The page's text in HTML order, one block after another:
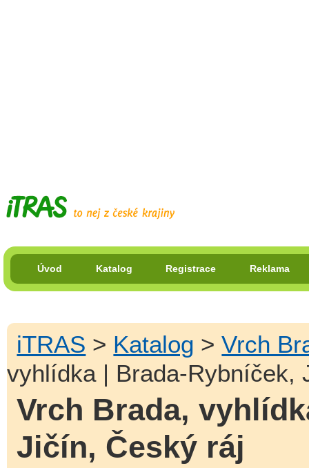
Úvod Katalog Registrace Reklama
iTRAS > Katalog >Vrch
vyhlídka | Brada-Rybníček,
Vrch Brada,
Jičín, Český ráj